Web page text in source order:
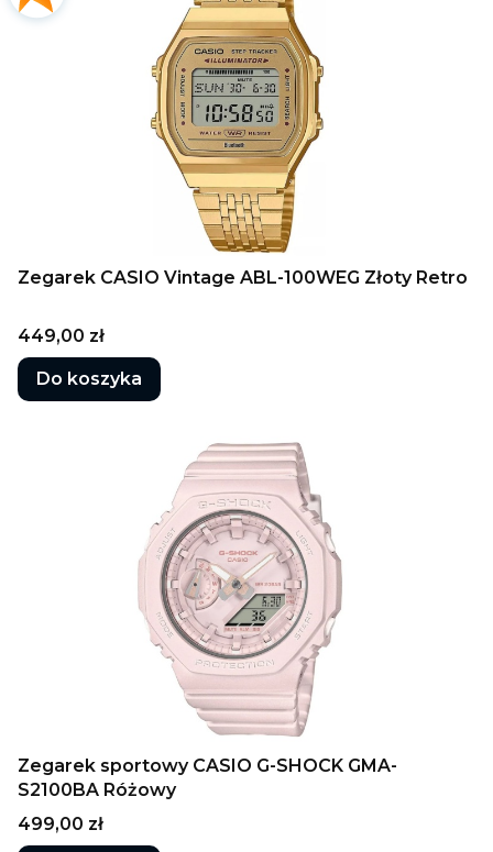
Zegarek CASIO Vintage ABL-100WEG Złoty Retro
Cena
449,00 zł
Do koszyka
Zegarek sportowy CASIO G-SHOCK GMA-
S2100BA Różowy
Cena
499,00 zł